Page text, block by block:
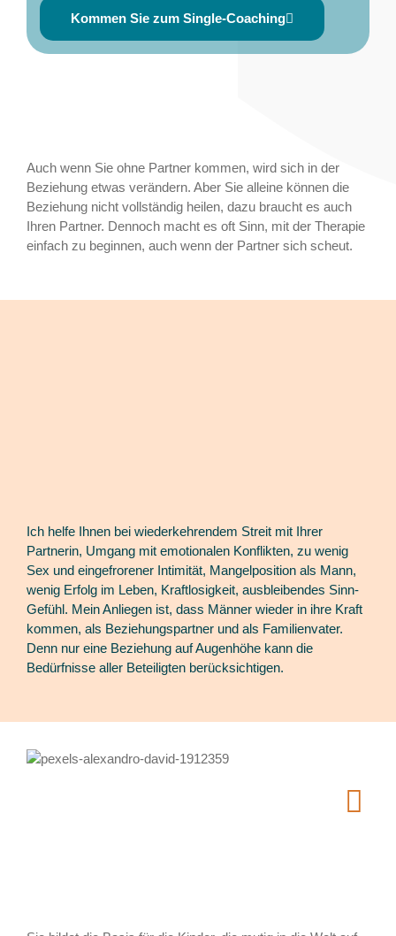
Kommen Sie zum Single-Coaching
Auch wenn Sie ohne Partner kommen, wird sich in der
Beziehung etwas verändern. Aber Sie alleine können die
Beziehung nicht vollständig heilen, dazu braucht es auch
Ihren Partner. Dennoch macht es oft Sinn, mit der Therapie
einfach zu beginnen, auch wenn der Partner sich scheut.
Ich helfe Ihnen bei wiederkehrendem Streit mit Ihrer
Partnerin, Umgang mit emotionalen Konflikten, zu wenig
Sex und eingefrorener Intimität, Mangelposition als Mann,
wenig Erfolg im Leben, Kraftlosigkeit, ausbleibendes Sinn-
Gefühl. Mein Anliegen ist, dass Männer wieder in ihre Kraft
kommen, als Beziehungspartner und als Familienvater.
Denn nur eine Beziehung auf Augenhöhe kann die
Bedürfnisse aller Beteiligten berücksichtigen.